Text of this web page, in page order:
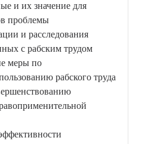
и их значение для
проблемы
и расследования
с рабским трудом
меры по
рабского труда